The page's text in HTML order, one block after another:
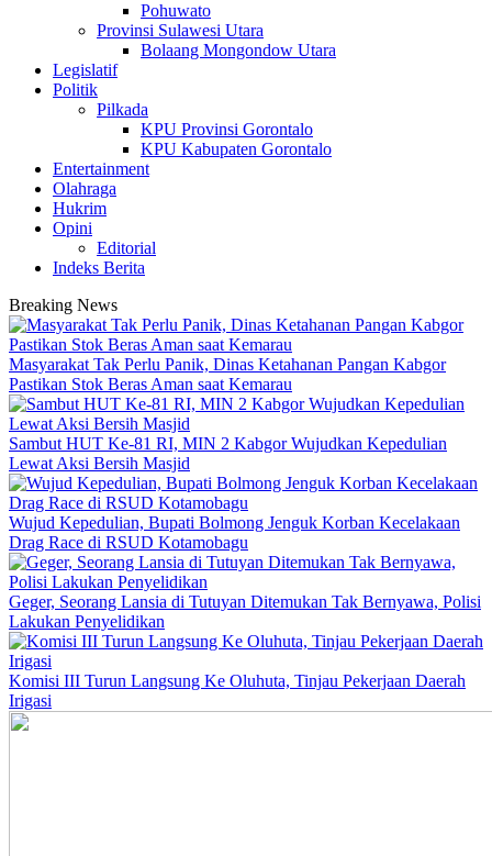
Pohuwato
Provinsi Sulawesi Utara
Bolaang Mongondow Utara
Legislatif
Politik
Pilkada
KPU Provinsi Gorontalo
KPU Kabupaten Gorontalo
Entertainment
Olahraga
Hukrim
Opini
Editorial
Indeks Berita
Breaking News
Masyarakat Tak Perlu Panik, Dinas Ketahanan Pangan Kabgor
Pastikan Stok Beras Aman saat Kemarau
Sambut HUT Ke-81 RI, MIN 2 Kabgor Wujudkan Kepedulian
Lewat Aksi Bersih Masjid
Wujud Kepedulian, Bupati Bolmong Jenguk Korban Kecelakaan
Drag Race di RSUD Kotamobagu
Geger, Seorang Lansia di Tutuyan Ditemukan Tak Bernyawa, Polisi
Lakukan Penyelidikan
Komisi III Turun Langsung Ke Oluhuta, Tinjau Pekerjaan Daerah
Irigasi